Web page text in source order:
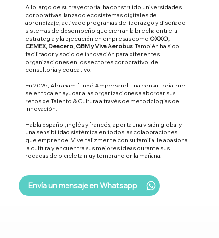
A lo largo de su trayectoria, ha construido universidades
corporativas, lanzado ecosistemas digitales de
aprendizaje, activado programas de liderazgo y diseñado
sistemas de desempeño que cierran la brecha entre la
estrategia y la ejecución en empresas como OXXO,
CEMEX, Deacero, GBM y Viva Aerobus. También ha sido
facilitador y socio de innovación para diferentes
organizaciones en los sectores corporativo, de
consultoría y educativo.
En 2025, Abraham fundó Ampersand, una consultoría que
se enfoca en ayudar a las organizaciones a abordar sus
retos de Talento & Cultura a través de metodologías de
Innovación.
Habla español, inglés y francés, aporta una visión global y
una sensibilidad sistémica en todos las colaboraciones
que emprende. Vive felizmente con su familia, le apasiona
la cultura y encuentra sus mejores ideas durante sus
rodadas de bicicleta muy temprano en la mañana.
Envía un mensaje en Whatsapp